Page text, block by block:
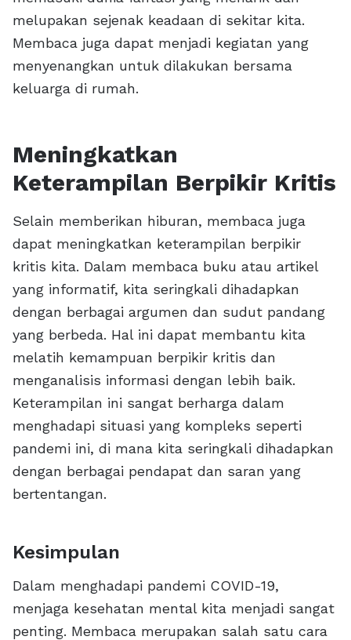
melupakan sejenak keadaan di sekitar kita.
Membaca juga dapat menjadi kegiatan yang
menyenangkan untuk dilakukan bersama
keluarga di rumah.
Meningkatkan
Keterampilan Berpikir Kritis
Selain memberikan hiburan, membaca juga
dapat meningkatkan keterampilan berpikir
kritis kita. Dalam membaca buku atau artikel
yang informatif, kita seringkali dihadapkan
dengan berbagai argumen dan sudut pandang
yang berbeda. Hal ini dapat membantu kita
melatih kemampuan berpikir kritis dan
menganalisis informasi dengan lebih baik.
Keterampilan ini sangat berharga dalam
menghadapi situasi yang kompleks seperti
pandemi ini, di mana kita seringkali dihadapkan
dengan berbagai pendapat dan saran yang
bertentangan.
Kesimpulan
Dalam menghadapi pandemi COVID-19,
menjaga kesehatan mental kita menjadi sangat
penting. Membaca merupakan salah satu cara